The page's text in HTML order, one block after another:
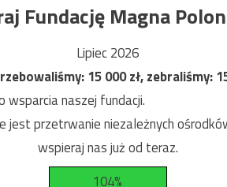
Fundację Magna
Lipiec 2026
15 000zł, zebraliśmy:
wsparcia naszej fundacji.
przetrwanie niezależnych
wspieraj nas już od teraz.
104%